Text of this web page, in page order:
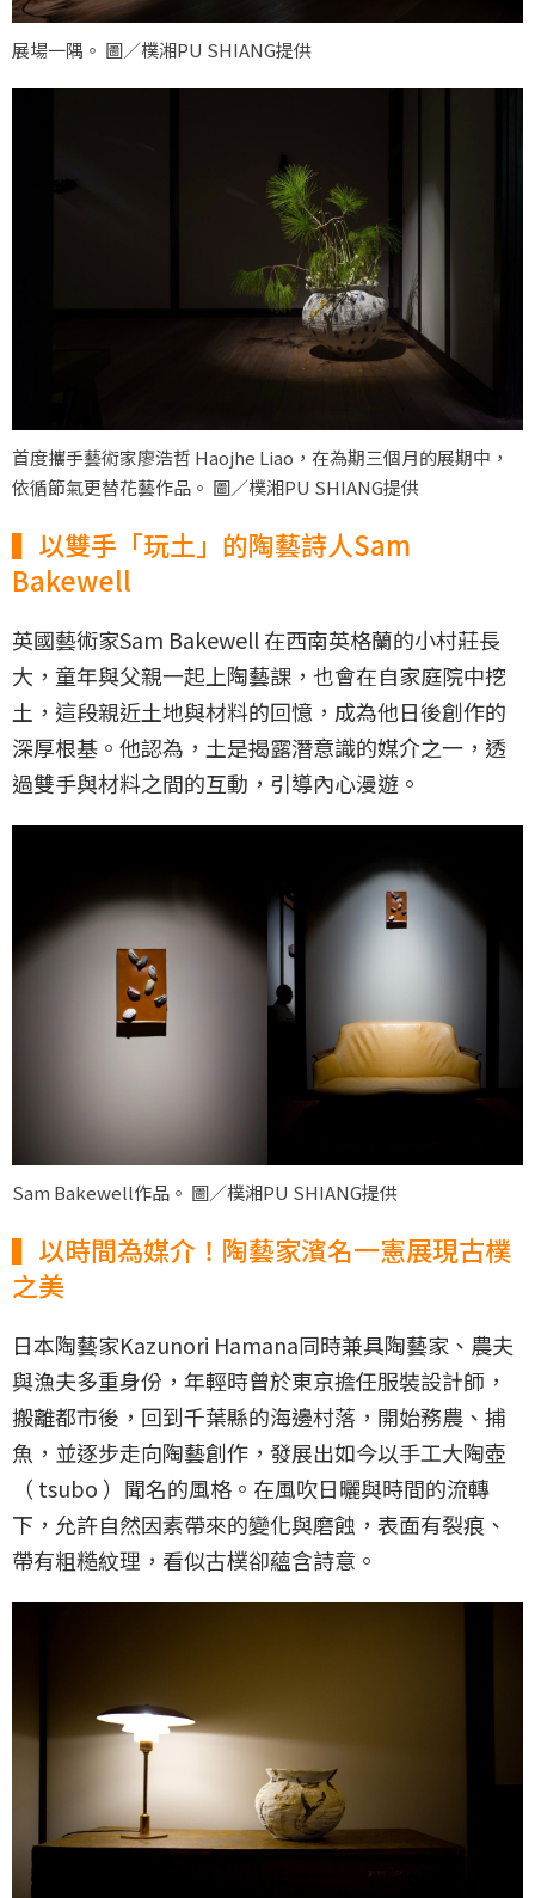
展場一隅。 圖／樸湘PU SHIANG提供
首度攜手藝術家廖浩哲 Haojhe Liao，在為期三個月的展期中，
依循節氣更替花藝作品。 圖／樸湘PU SHIANG提供
▍以雙手「玩土」的陶藝詩人Sam
Bakewell
英國藝術家Sam Bakewell 在西南英格蘭的小村莊長
大，童年與父親一起上陶藝課，也會在自家庭院中挖
土，這段親近土地與材料的回憶，成為他日後創作的
深厚根基。他認為，土是揭露潛意識的媒介之一，透
過雙手與材料之間的互動，引導內心漫遊。
Sam Bakewell作品。 圖／樸湘PU SHIANG提供
▍以時間為媒介！陶藝家濱名一憲展現古樸
之美
日本陶藝家Kazunori Hamana同時兼具陶藝家、農夫
與漁夫多重身份，年輕時曾於東京擔任服裝設計師，
搬離都市後，回到千葉縣的海邊村落，開始務農、捕
魚，並逐步走向陶藝創作，發展出如今以手工大陶壺
（ tsubo ）聞名的風格。在風吹日曬與時間的流轉
下，允許自然因素帶來的變化與磨蝕，表面有裂痕、
帶有粗糙紋理，看似古樸卻蘊含詩意。